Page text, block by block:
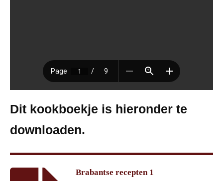
Dit kookboekje is hieronder te
downloaden.
Brabantse recepten 1